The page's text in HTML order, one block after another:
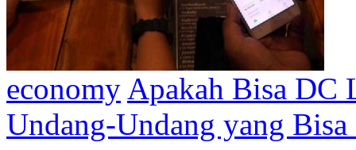
economy Apakah Bisa DC
Undang-Undang yang